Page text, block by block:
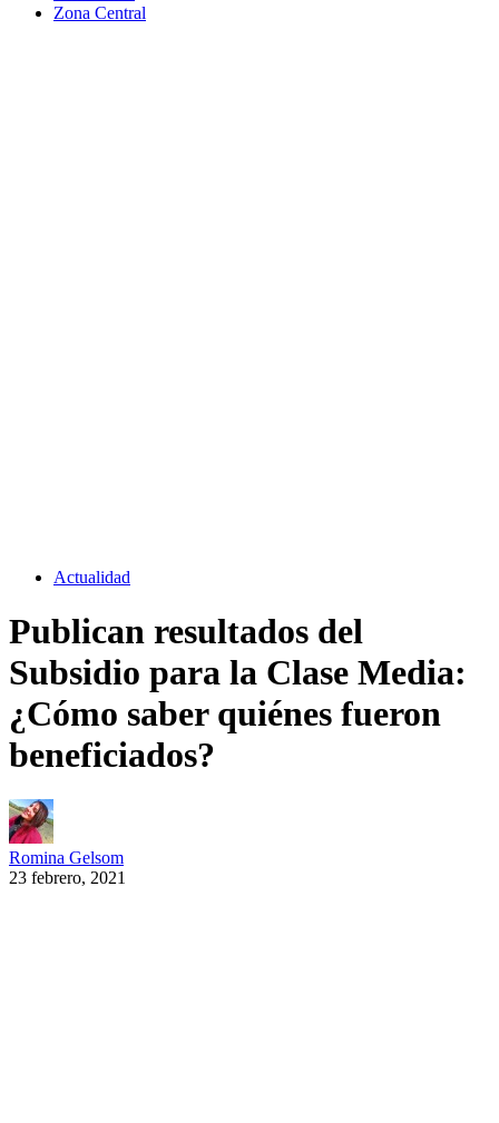
Zona Central
Actualidad
Publican resultados del
Subsidio para la Clase Media:
¿Cómo saber quiénes fueron
beneficiados?
Romina Gelsom
23 febrero, 2021